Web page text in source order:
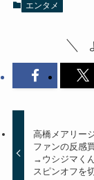
エンタメ
高橋メアリー
ファンの反感
→ウシジマく
スピンオフを